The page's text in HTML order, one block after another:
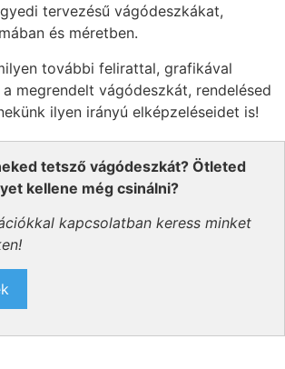
tervezésű vágódeszkákat,
és méretben.
további felirattal, grafikával
megrendelt vágódeszkát, rendelésed
ilyen irányú elképzeléseidet is!
tetsző vágódeszkát? Ötleted
kellene még csinálni?
kapcsolatban keress minket